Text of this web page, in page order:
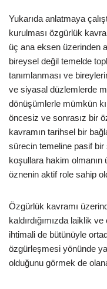
Yukarıda anlatmaya
kurulması özgürlük
üç ana eksen üzerinden
bireysel değil temelde
tanımlanması ve
ve siyasal düzlemlerde
dönüşümlerle mümkün
öncesiz ve sonrasız bir
kavramın tarihsel bir
sürecin temeline pasif
koşullara hakim
öznenin aktif role sahip
Özgürlük kavramı
kaldırdığımızda laiklik
ihtimali de bütünüyle
özgürleşmesi yönünde
olduğunu görmek de